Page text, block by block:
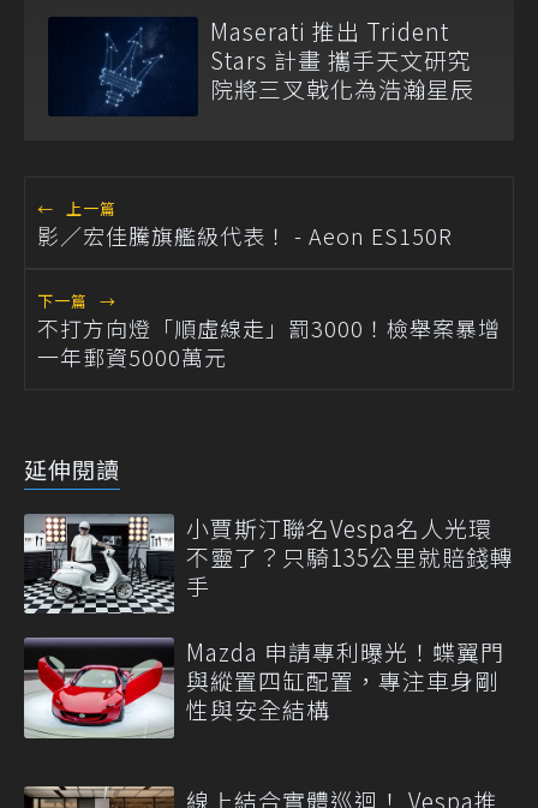
Maserati 推出 Trident
Stars 計畫 攜手天文研究
院將三叉戟化為浩瀚星辰
← 上一篇
影／宏佳騰旗艦級代表！ - Aeon ES150R
下一篇 →
不打方向燈「順虛線走」罰3000！檢舉案暴增
一年郵資5000萬元
延伸閱讀
小賈斯汀聯名Vespa名人光環
不靈了？只騎135公里就賠錢轉
手
Mazda 申請專利曝光！蝶翼門
與縱置四缸配置，專注車身剛
性與安全結構
線上結合實體巡迴！ Vespa推